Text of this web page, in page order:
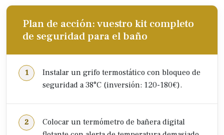
Plan de acción: vuestro kit completo
de seguridad para el baño
Instalar un grifo termostático con bloqueo de
seguridad a 38°C (inversión: 120-180€).
Colocar un termómetro de bañera digital